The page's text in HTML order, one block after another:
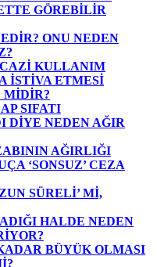
GÖREBİLİR
ONU NEDEN
KULLANIM
İSTİVA ETMESİ
MİDİR?
SIFATI
DİYE NEDEN AĞIR
AĞIRLIĞI
‘SONSUZ’ CEZA
SÜRELİ’ Mİ,
HALDE NEDEN
BÜYÜK OLMASI